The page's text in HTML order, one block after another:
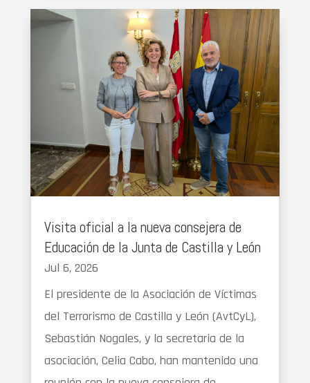
Visita oficial a la nueva consejera de
Educación de la Junta de Castilla y León
Jul 6, 2026
El presidente de la Asociación de Víctimas
del Terrorismo de Castilla y León (AvtCyL),
Sebastián Nogales, y la secretaria de la
asociación, Celia Cabo, han mantenido una